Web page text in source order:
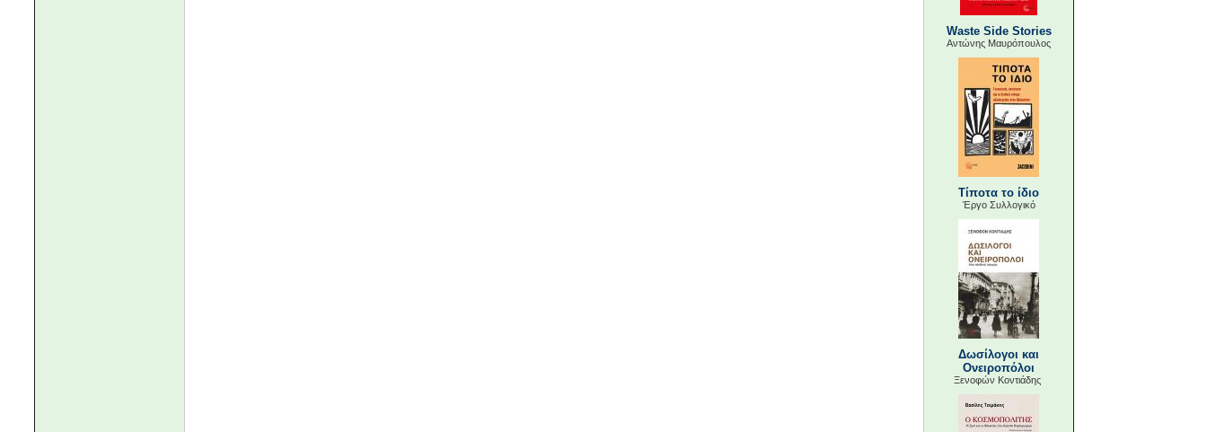
Waste Side Stories
Αντώνης Μαυρόπουλος
Τίποτα το ίδιο
Έργο Συλλογικό
Δωσίλογοι και
Ονειροπόλοι
Ξενοφών Κοντιάδης